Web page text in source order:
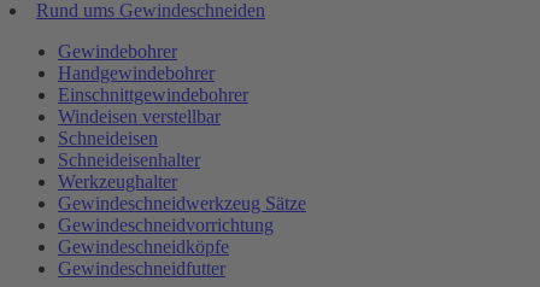
Rund ums Gewindeschneiden
Gewindebohrer
Handgewindebohrer
Einschnittgewindebohrer
Windeisen verstellbar
Schneideisen
Schneideisenhalter
Werkzeughalter
Gewindeschneidwerkzeug Sätze
Gewindeschneidvorrichtung
Gewindeschneidköpfe
Gewindeschneidfutter